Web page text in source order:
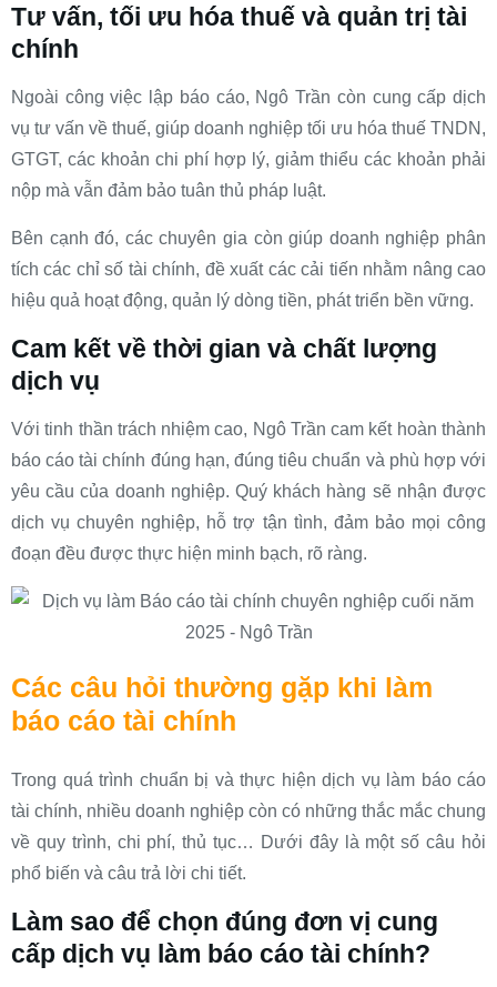
Tư vấn, tối ưu hóa thuế và quản trị tài
chính
Ngoài công việc lập báo cáo, Ngô Trần còn cung cấp dịch
vụ tư vấn về thuế, giúp doanh nghiệp tối ưu hóa thuế TNDN,
GTGT, các khoản chi phí hợp lý, giảm thiểu các khoản phải
nộp mà vẫn đảm bảo tuân thủ pháp luật.
Bên cạnh đó, các chuyên gia còn giúp doanh nghiệp phân
tích các chỉ số tài chính, đề xuất các cải tiến nhằm nâng cao
hiệu quả hoạt động, quản lý dòng tiền, phát triển bền vững.
Cam kết về thời gian và chất lượng
dịch vụ
Với tinh thần trách nhiệm cao, Ngô Trần cam kết hoàn thành
báo cáo tài chính đúng hạn, đúng tiêu chuẩn và phù hợp với
yêu cầu của doanh nghiệp. Quý khách hàng sẽ nhận được
dịch vụ chuyên nghiệp, hỗ trợ tận tình, đảm bảo mọi công
đoạn đều được thực hiện minh bạch, rõ ràng.
Các câu hỏi thường gặp khi làm
báo cáo tài chính
Trong quá trình chuẩn bị và thực hiện dịch vụ làm báo cáo
tài chính, nhiều doanh nghiệp còn có những thắc mắc chung
về quy trình, chi phí, thủ tục… Dưới đây là một số câu hỏi
phổ biến và câu trả lời chi tiết.
Làm sao để chọn đúng đơn vị cung
cấp dịch vụ làm báo cáo tài chính?